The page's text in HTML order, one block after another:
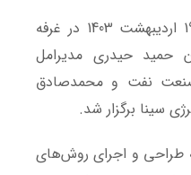
آیین امضای این تفاهم‌نامه 19 اردیبهشت 1403 در غرفه
حمید حیدری مدیرامل
نفت و محمدصادق
سینا برگزار شد.
طراحی و اجرای روش‌های